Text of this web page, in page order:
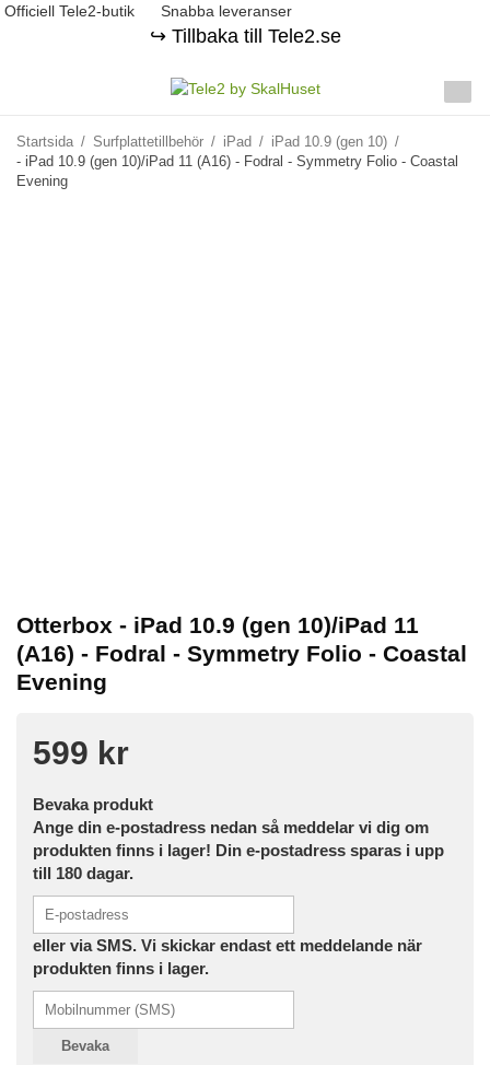
Officiell Tele2-butik Snabba leveranser
↪️ Tillbaka till Tele2.se
Startsida / Surfplattetillbehör / iPad / iPad 10.9 (gen 10) /
- iPad 10.9 (gen 10)/iPad 11 (A16) - Fodral - Symmetry Folio - Coastal
Evening
Otterbox - iPad 10.9 (gen 10)/iPad 11
(A16) - Fodral - Symmetry Folio - Coastal
Evening
599 kr
Bevaka produkt
Ange din e-postadress nedan så meddelar vi dig om
produkten finns i lager! Din e-postadress sparas i upp
till 180 dagar.
eller via SMS. Vi skickar endast ett meddelande när
produkten finns i lager.
Bevaka